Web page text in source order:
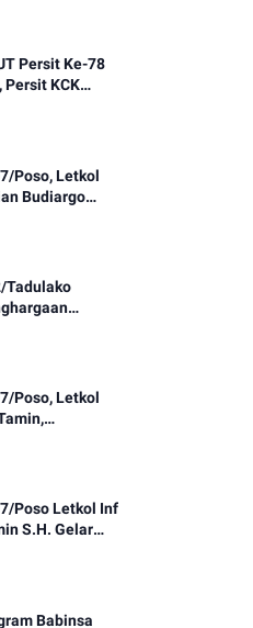
Persit Ke-78
Persit KCK
DBD
Poso, Letkol
Budiargo
Tadulako
Poso, Letkol
Personel
Poso
Poso Letkol Inf
S.H. Gelar
Babinsa